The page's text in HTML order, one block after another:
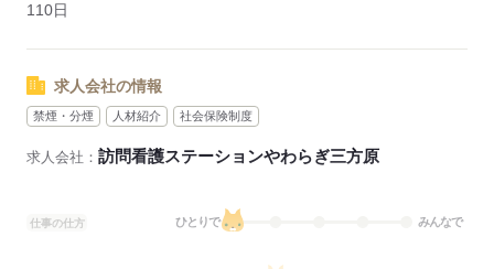
110日
求人会社の情報
禁煙・分煙 人材紹介 社会保険制度
求人会社： 訪問看護ステーションやわらぎ三方原
仕事の仕方 ひとりで みんなで